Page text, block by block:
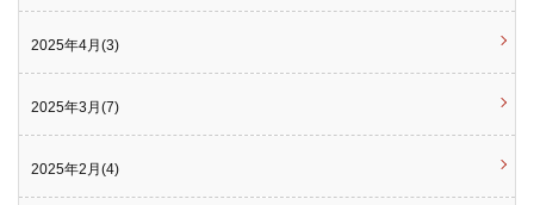
2025年4月(3)
2025年3月(7)
2025年2月(4)